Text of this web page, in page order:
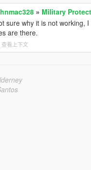
» Military
sure why it is not working,
are there.
查看上下文